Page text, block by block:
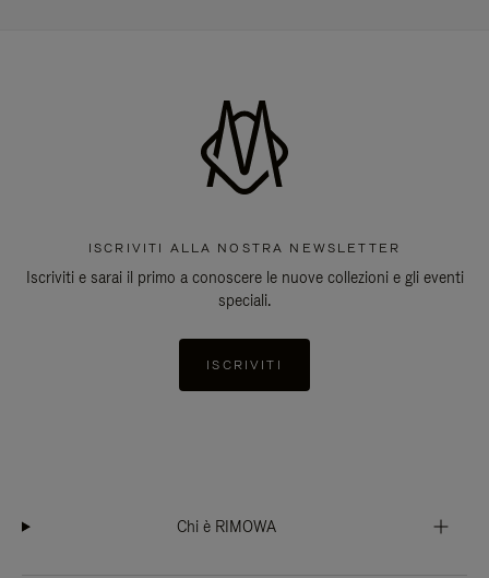
ISCRIVITI ALLA NOSTRA NEWSLETTER
Iscriviti e sarai il primo a conoscere le nuove collezioni e gli eventi
speciali.
ISCRIVITI
Chi è RIMOWA